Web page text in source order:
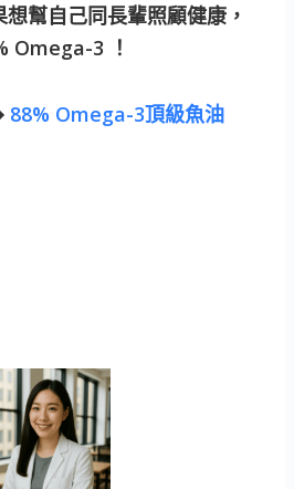
幫自己同長輩照顧健康，
Omega-3 ！
88% Omega-3頂級魚油